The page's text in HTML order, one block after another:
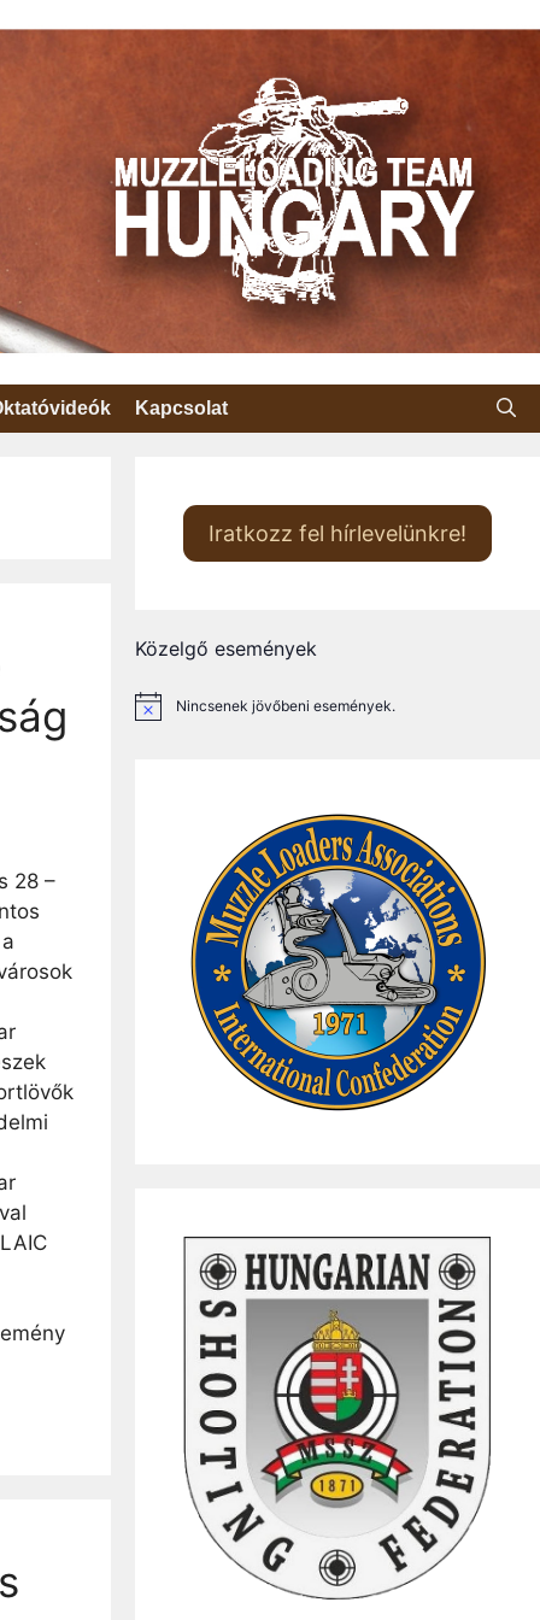
Kapcsolat
28 –
Iratkozz fel hírlevelünkre!
Közelgő események
N
Nincsenek jövőbeni események.